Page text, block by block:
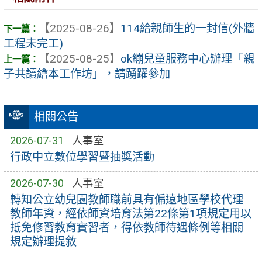
相關公告
2026-07-31 人事室
行政中立數位學習暨抽獎活動
2026-07-30 人事室
轉知公立幼兒園教師職前具有偏遠地區學校代理
教師年資，經依師資培育法第22條第1項規定用以
抵免修習教育實習者，得依教師待遇條例等相關
規定辦理提敘
【2025-08-26】 114給親師生的一封信(外牆
工程未完工)
【2025-08-25】 ok繃兒童服務中心辦理「親
子共讀繪本工作坊」，請踴躍參加